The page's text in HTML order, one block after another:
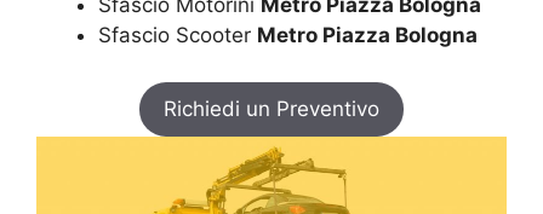
Sfascio Motorini Metro Piazza Bologna
Sfascio Scooter Metro Piazza Bologna
Richiedi un Preventivo